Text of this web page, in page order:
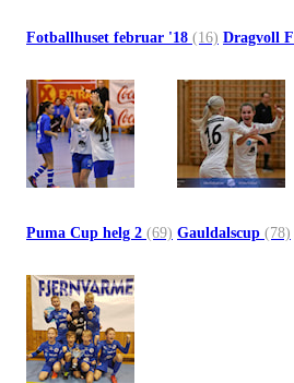
Fotballhuset februar '18 (16) Dragvoll
Puma Cup helg 2 (69) Gauldalscup (78)